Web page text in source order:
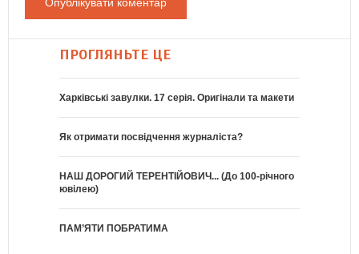
ПРОГЛЯНЬТЕ ЦЕ
Харківські завулки. 17 серія. Оригінали та макети
Як отримати посвідчення журналіста?
НАШ ДОРОГИЙ ТЕРЕНТІЙОВИЧ... (До 100-річного
ювілею)
ПАМ’ЯТИ ПОБРАТИМА